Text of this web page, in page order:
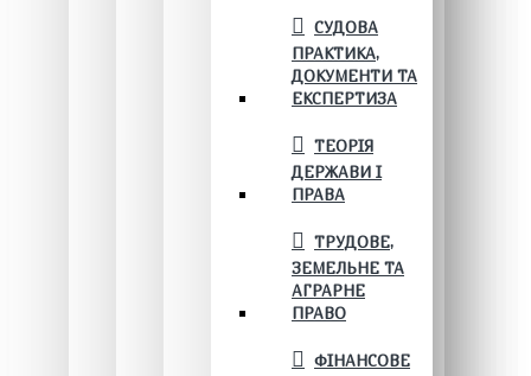
СУДОВА
ПРАКТИКА,
ДОКУМЕНТИ ТА
ЕКСПЕРТИЗА
ТЕОРІЯ
ДЕРЖАВИ І
ПРАВА
ТРУДОВЕ,
ЗЕМЕЛЬНЕ ТА
АГРАРНЕ
ПРАВО
ФІНАНСОВЕ